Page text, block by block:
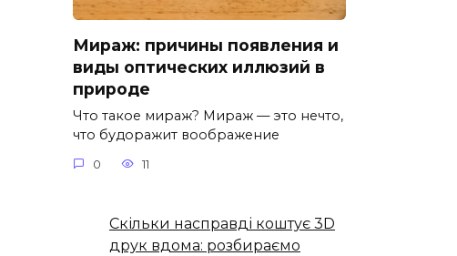
Мираж: причины появления и
виды оптических иллюзий в
природе
Что такое мираж? Мираж — это нечто,
что будоражит воображение
0 11
Скільки насправді коштує 3D
друк вдома: розбираємо